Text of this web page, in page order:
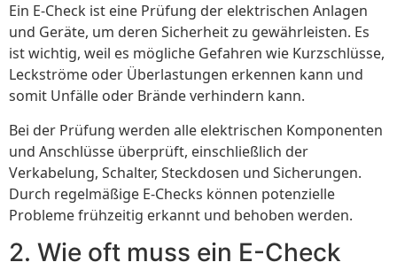
Ein E-Check ist eine Prüfung der elektrischen Anlagen
und Geräte, um deren Sicherheit zu gewährleisten. Es
ist wichtig, weil es mögliche Gefahren wie Kurzschlüsse,
Leckströme oder Überlastungen erkennen kann und
somit Unfälle oder Brände verhindern kann.
Bei der Prüfung werden alle elektrischen Komponenten
und Anschlüsse überprüft, einschließlich der
Verkabelung, Schalter, Steckdosen und Sicherungen.
Durch regelmäßige E-Checks können potenzielle
Probleme frühzeitig erkannt und behoben werden.
2. Wie oft muss ein E-Check